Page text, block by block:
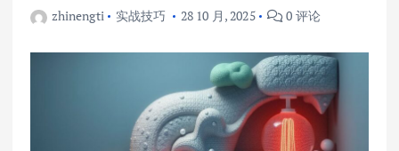
zhinengti 实战技巧 28 10 月, 2025 0 评论